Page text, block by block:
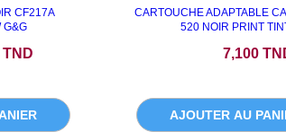
CF217A
G&G
CARTOUCHE ADAPTABLE
520 NOIR PRINT
7,100
AJOUTER AU